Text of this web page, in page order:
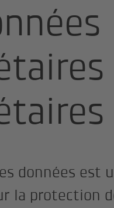
données est
la protection